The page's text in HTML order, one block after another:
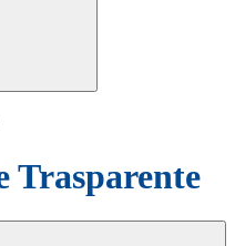
Trasparente